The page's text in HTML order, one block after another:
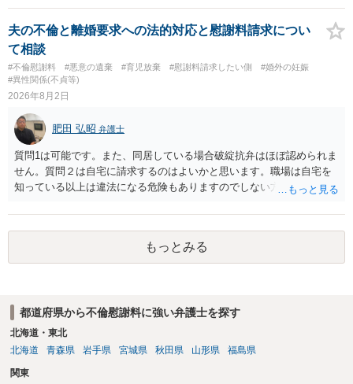
定しているのかによって，考え方・進め方は変わってくると思いま
す。 ④性交類似行為を認めているにもかかわらず支払を拒否するので
あれば，本人（行政書士でも同じだと思います。）への対応ではあま
り変わらないように思います。減額で折り合えるなら本人様の交渉で
もよいように思いますが，ゼロかどうかの観点であれば，訴訟に進む
しかなくなるようにも思います。そうしますと，お近くの弁護士に相
談して進めることを検討した方がよいようにも思います。
情によって対応が違いますので、法テラスへお尋ねいただいた方が確
実です。
夫の不倫と離婚要求への法的対応と慰謝料請求につい
て相談
#不倫慰謝料 #悪意の遺棄 #育児放棄 #慰謝料請求したい側
#婚外の妊娠
#異性関係(不貞等)
2026年8月2日
肥田 弘昭 弁護士
質問1は可能です。また、同居している場合破綻抗弁はほぼ認められま
せん。質問２は自宅に請求するのはよいかと思います。職場は自宅を
知っている以上は違法になる危険もありますのでしない方が良いで
かと思います。有責配偶者ですので相手方からの離婚は拒否しても仮
に訴訟されても法的に成立しません。質問５は認知すると養育費支払
い、相続権が発生します。合意があれば法的に可能ですが法律で強制
することはできません。質問６は可能です。質問７は不貞行為の写真
もっとみる
都道府県から不倫慰謝料に強い弁護士を探す
北海道・東北
北海道
青森県 岩手県 宮城県 秋田県 山形県 福島県
関東